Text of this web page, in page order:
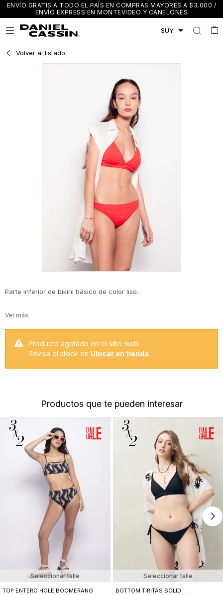
ENVÍO GRATIS A TODO EL PAÍS EN COMPRAS MAYORES A $3.000 /
ENVÍO EXPRESS EN MONTEVIDEO Y CANELONES

Volver al listado
Parte inferior de bikini básico de color liso.
Producto agotado en el sitio web.
Revisa el stock en Ubicar en tienda.
Productos que te pueden interesar
Seleccionar talle
TOP ENTERO HOLE BOOMERANG
Seleccionar talle
BOTTOM TIRITAS SOLID